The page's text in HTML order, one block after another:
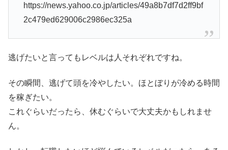
https://news.yahoo.co.jp/articles/49a8b7df7d2ff9bf
2c479ed629006c2986ec325a
逃げたいと言ってもレベルは人それぞれですね。
その瞬間、逃げて頭を冷やしたい。ほとぼりが冷める時間
を稼ぎたい。
これぐらいだったら、休むぐらいで大丈夫かもしれませ
ん。